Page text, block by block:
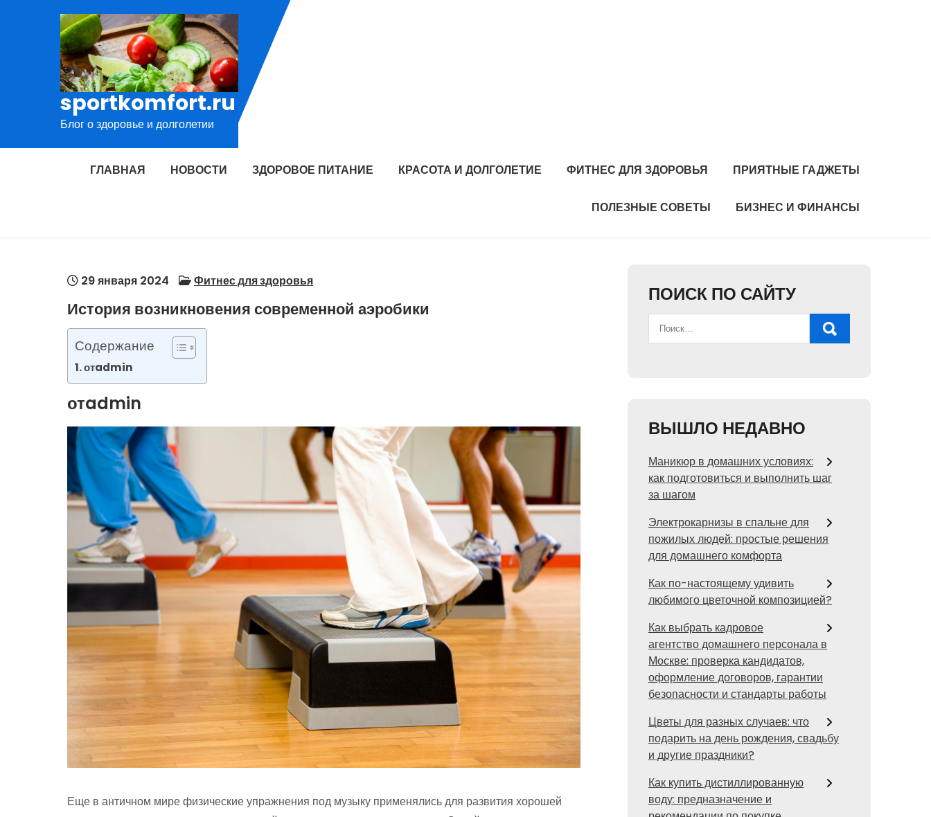
содержимому
sportkomfort.ru
Блог о здоровье и долголетии
ГЛАВНАЯ НОВОСТИ ЗДОРОВОЕ ПИТАНИЕ КРАСОТА И ДОЛГОЛЕТИЕ ФИТНЕС ДЛЯ ЗДОРОВЬЯ ПРИЯТНЫЕ ГАДЖЕТЫ
ПОЛЕЗНЫЕ СОВЕТЫ БИЗНЕС И ФИНАНСЫ
29 января 2024 Фитнес для здоровья
История возникновения современной аэробики
Содержание
отadmin
отadmin
Еще в античном мире физические упражнения под музыку применялись для развития хорошей
ПОИСК ПО САЙТУ
ВЫШЛО НЕДАВНО
Маникюр в домашних условиях:
как подготовиться и выполнить шаг
за шагом
Электрокарнизы в спальне для
пожилых людей: простые решения
для домашнего комфорта
Как по-настоящему удивить
любимого цветочной композицией?
Как выбрать кадровое
агентство домашнего персонала в
Москве: проверка кандидатов,
оформление договоров, гарантии
безопасности и стандарты работы
Цветы для разных случаев: что
подарить на день рождения, свадьбу
и другие праздники?
Как купить дистиллированную
воду: предназначение и